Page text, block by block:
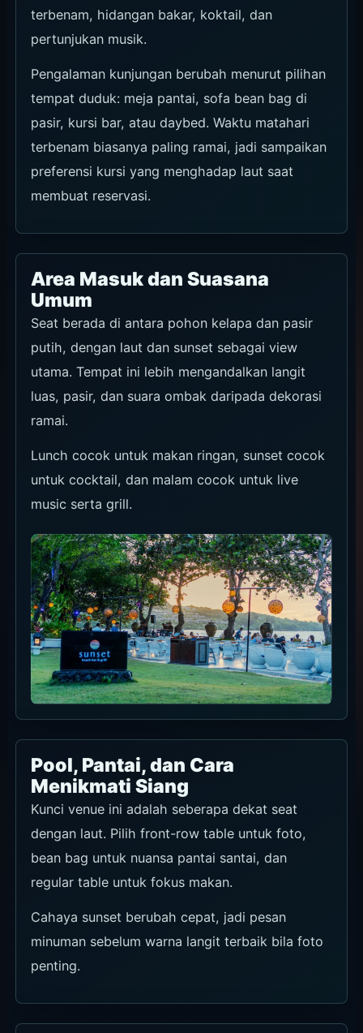
terbenam, hidangan bakar, koktail, dan
pertunjukan musik.
Pengalaman kunjungan berubah menurut pilihan
tempat duduk: meja pantai, sofa bean bag di
pasir, kursi bar, atau daybed. Waktu matahari
terbenam biasanya paling ramai, jadi sampaikan
preferensi kursi yang menghadap laut saat
membuat reservasi.
Area Masuk dan Suasana
Umum
Seat berada di antara pohon kelapa dan pasir
putih, dengan laut dan sunset sebagai view
utama. Tempat ini lebih mengandalkan langit
luas, pasir, dan suara ombak daripada dekorasi
ramai.
Lunch cocok untuk makan ringan, sunset cocok
untuk cocktail, dan malam cocok untuk live
music serta grill.
Pool, Pantai, dan Cara
Menikmati Siang
Kunci venue ini adalah seberapa dekat seat
dengan laut. Pilih front-row table untuk foto,
bean bag untuk nuansa pantai santai, dan
regular table untuk fokus makan.
Cahaya sunset berubah cepat, jadi pesan
minuman sebelum warna langit terbaik bila foto
penting.